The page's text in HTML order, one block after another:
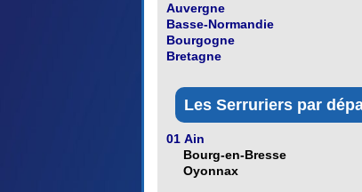
Auvergne
Basse-Normandie
Bourgogne
Bretagne
Les Serruriers par
01 Ain
Bourg-en-Bresse
Oyonnax